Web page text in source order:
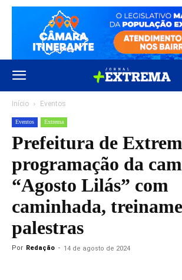
Início Eventos
Eventos Extrema
Prefeitura de
programação da
“Agosto Lilás” com
caminhada,
palestras
Por Redação - 14 de agosto de 2024